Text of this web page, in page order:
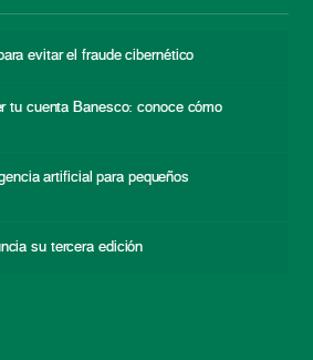
evitar el fraude cibernético
tu cuenta Banesco: conoce cómo
artificial para pequeños
su tercera edición